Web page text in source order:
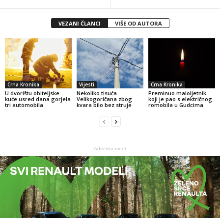
VEZANI ČLANCI VIŠE OD AUTORA
Crna Kronika
U dvorištu obiteljske
kuće usred dana gorjela
tri automobila
Vijesti
Nekoliko tisuća
Velikogoričana zbog
kvara bilo bez struje
Crna Kronika
Preminuo maloljetnik
koji je pao s električnog
romobila u Gudcima
- Advertisement -